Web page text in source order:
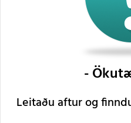
Leitaðu aftur og